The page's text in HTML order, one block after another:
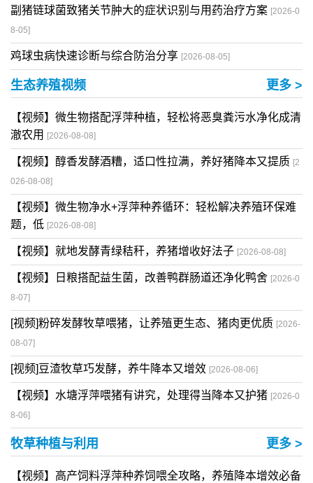
副猪链球菌致猪关节肿大的症状识别与用药治疗方案 [2026-0
8-05]
鸡球虫病快速诊断与综合防治分享 [2026-08-05]
生态养殖视频 更多 >
【视频】微生物搭配浮萍种植，轻松将恶臭粪污水净化成清
澈农用
[2026-08-08]
【视频】醇香发酵酒糟，适口性拉满，养好猪降本又提质 [2
026-08-08]
【视频】微生物净水+浮萍种养循环：轻松解决养殖环保难
题，低 [2026-08-08]
【视频】就地发酵青绿秸秆，养猪增收好法子 [2026-08-08]
【视频】日粮搭配益生菌，改善鸭群肠道还净化鸭舍 [2026-0
8-07]
[视频]粉碎发酵牧草喂猪，让养殖更生态、猪肉更优质 [2026-
08-07]
[视频]豆渣牧草巧发酵，养牛降本又增效 [2026-08-06]
【视频】水塘浮萍喂猪有讲究，处理得当降本又护猪 [2026-0
8-06]
牧草种植与利用 更多 >
【视频】高产饲料浮萍种养饲喂全攻略，养殖降本增效必备